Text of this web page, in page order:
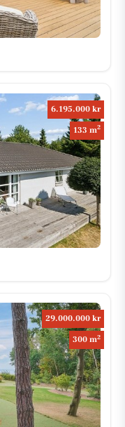
6.195.000 kr
133 m2
29.000.000 kr
300 m2